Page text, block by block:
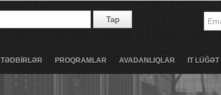
Tap
TƏDBİRLƏR PROQRAMLAR AVADANLIQLAR IT LÜĞƏT